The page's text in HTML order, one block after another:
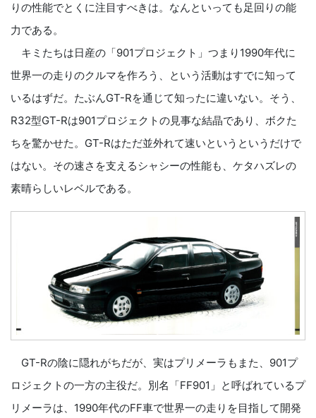
りの性能でとくに注目すべきは。なんといっても足回りの能
力である。
キミたちは日産の「901プロジェクト」つまり1990年代に
世界一の走りのクルマを作ろう、という活動はすでに知って
いるはずだ。たぶんGT-Rを通じて知ったに違いない。そう、
R32型GT-Rは901プロジェクトの見事な結晶であり、ボクた
ちを驚かせた。GT-Rはただ並外れて速いというというだけで
はない。その速さを支えるシャシーの性能も、ケタハズレの
素晴らしいレベルである。
GT-Rの陰に隠れがちだが、実はプリメーラもまた、901プ
ロジェクトの一方の主役だ。別名「FF901」と呼ばれているプ
リメーラは、1990年代のFF車で世界一の走りを目指して開発